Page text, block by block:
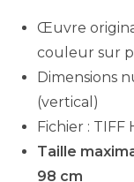
Œuvre
couleur sur
Dimensions
(vertical)
Fichier : TIFF
Taille
98 cm